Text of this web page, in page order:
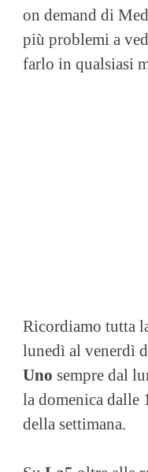
on demand di
più problemi a
farlo in qualsiasi
Ricordiamo tutta
lunedì al venerdì
Uno sempre dal
la domenica dalle
della settimana.